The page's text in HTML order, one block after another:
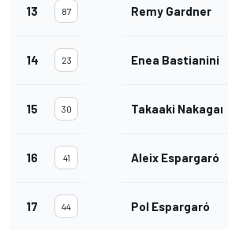
13 87 Remy Gardner
14 23 Enea Bastianini
15 30 Takaaki Nakagami
16 41 Aleix Espargaró
17 44 Pol Espargaró